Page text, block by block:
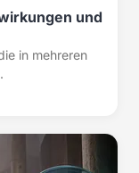
und
in mehreren